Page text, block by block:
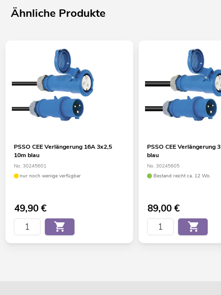
Ähnliche Produkte
PSSO CEE Verlängerung 16A 3x2,5
10m blau
No. 30245601
nur noch wenige verfügbar
49,90€
PSSO CEE Verlängerung
blau
No. 30245605
Bestand reicht ca. 12 Wo.
89,00€